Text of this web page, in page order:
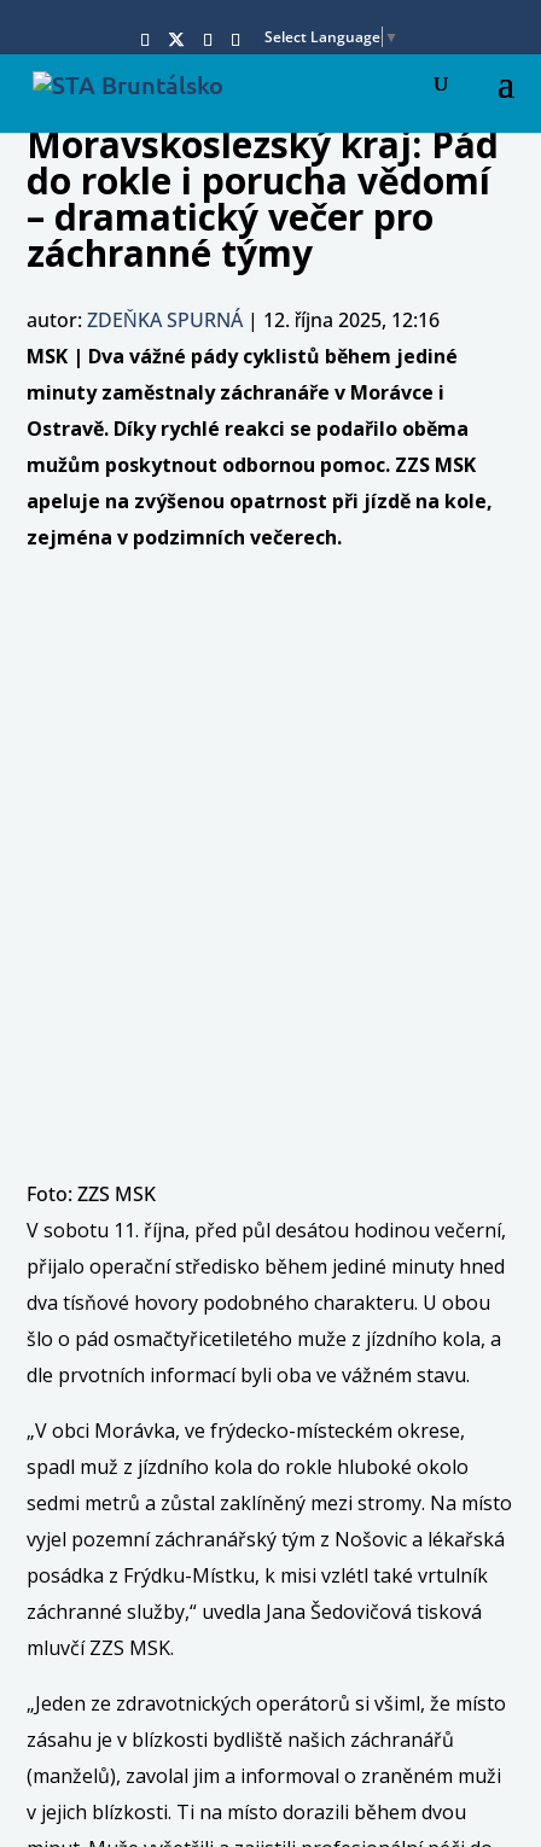
Select Language ▼
Moravskoslezský kraj: Pád
do rokle i porucha vědomí
– dramatický večer pro
záchranné týmy
autor:ZDEŇKA SPURNÁ| 12. října 2025, 12:16
MSK | Dva vážné pády cyklistů během jediné
minuty zaměstnaly záchranáře v Morávce i
Ostravě. Díky rychlé reakci se podařilo oběma
mužům poskytnout odbornou pomoc. ZZS MSK
apeluje na zvýšenou opatrnost při jízdě na kole,
zejména v podzimních večerech.
Foto: ZZS MSK
V sobotu 11. října, před půl desátou hodinou večerní,
přijalo operační středisko během jediné minuty hned
dva tísňové hovory podobného charakteru. U obou
šlo o pád osmačtyřicetiletého muže z jízdního kola, a
dle prvotních informací byli oba ve vážném stavu.
„V obci Morávka, ve frýdecko-místeckém okrese,
spadl muž z jízdního kola do rokle hluboké okolo
sedmi metrů a zůstal zaklíněný mezi stromy. Na místo
vyjel pozemní záchranářský tým z Nošovic a lékařská
posádka z Frýdku-Místku, k misi vzlétl také vrtulník
záchranné služby,“ uvedla Jana Šedovičovátisková
mluvčí ZZS MSK.
„Jeden ze zdravotnických operátorů si všiml, že místo
zásahu je v blízkosti bydliště našich záchranářů
(manželů), zavolal jim a informoval o zraněném muži
v jejich blízkosti. Ti na místo dorazili během dvou